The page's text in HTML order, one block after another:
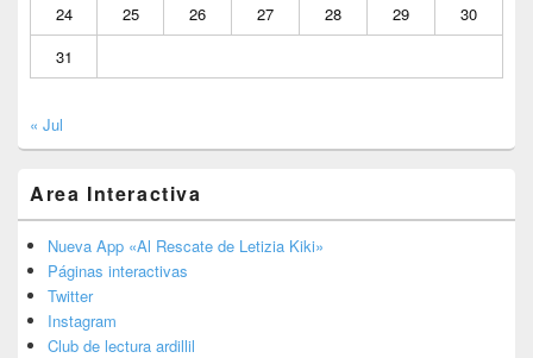
24
25 26 27 28 29
30
31
« Jul
Area Interactiva
Nueva App «Al Rescate de Letizia Kiki»
Páginas interactivas
Twitter
Instagram
Club de lectura ardillil